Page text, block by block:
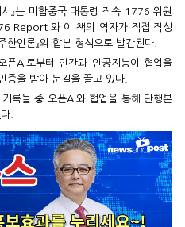
』는 미합중국 대통령 직속 1776 위원
Report 와 이 책의 역자가 직접 작성
한인론』의 합본 형식으로 발간된다.
픈AI로부터 인간과 인공지능이 협업을
증을 받아 눈길을 끌고 있다.
록들 중 오픈AI와 협업을 통해 단행본
.